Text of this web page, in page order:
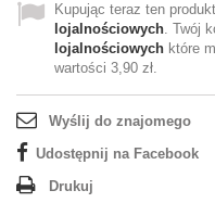
Kupując teraz ten
lojalnościowych. Twój
lojalnościowych które
wartości 3,90 zł.
Wyślij do znajomego
Udostępnij na Facebook
Drukuj